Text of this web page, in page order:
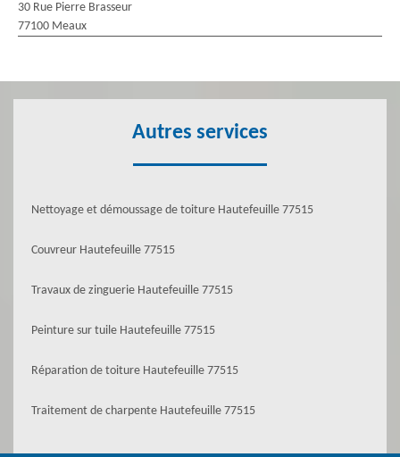
30 Rue Pierre Brasseur
77100 Meaux
Autres services
Nettoyage et démoussage de toiture Hautefeuille 77515
Couvreur Hautefeuille 77515
Travaux de zinguerie Hautefeuille 77515
Peinture sur tuile Hautefeuille 77515
Réparation de toiture Hautefeuille 77515
Traitement de charpente Hautefeuille 77515